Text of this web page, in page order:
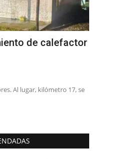
de calefactor
Al lugar, kilómetro 17, se